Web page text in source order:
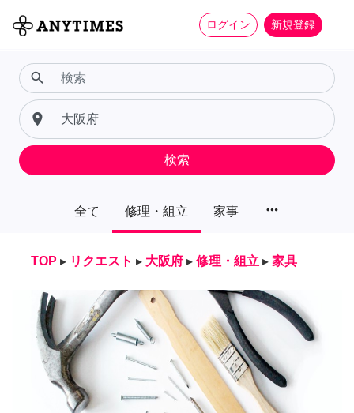
ログイン 新規登録
全て 修理・組立 家事 more_horiz
search
place
検索
TOP ▸ リクエスト ▸ 大阪府 ▸ 修理・組立 ▸ 家具